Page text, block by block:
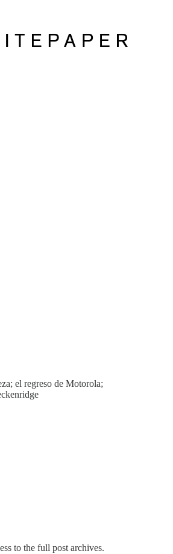
el regreso de Motorola;
to the full post archives.